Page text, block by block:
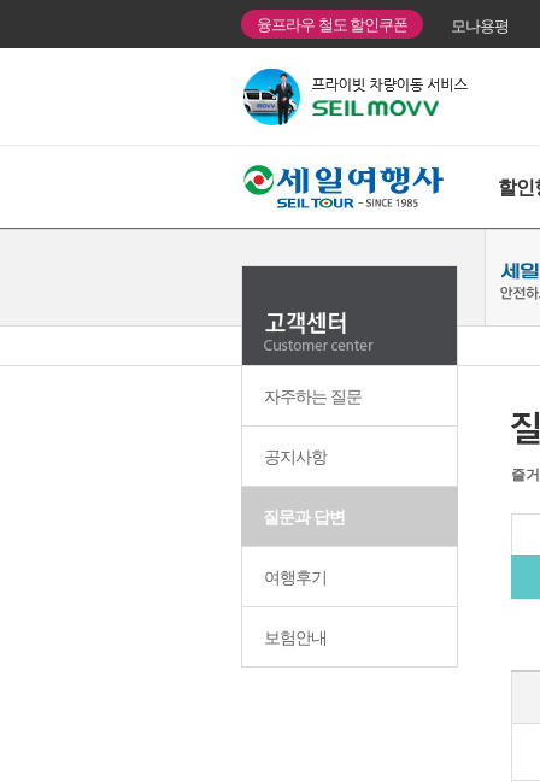
융프라우 철도 할인쿠폰 모나용평
할인
자주하는 질문
공지사항
질문과 답변
여행후기
보험안내
즐